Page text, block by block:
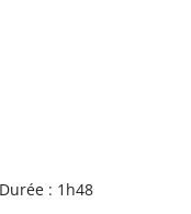
: 1h48